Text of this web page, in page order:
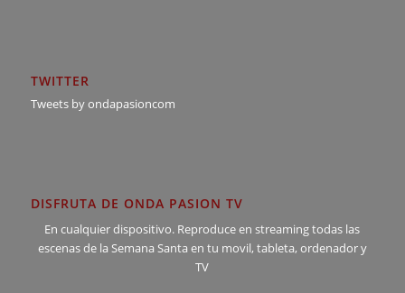
TWITTER
Tweets by ondapasioncom
DISFRUTA DE ONDA PASION TV
En cualquier dispositivo. Reproduce en streaming todas las
escenas de la Semana Santa en tu movil, tableta, ordenador y
TV